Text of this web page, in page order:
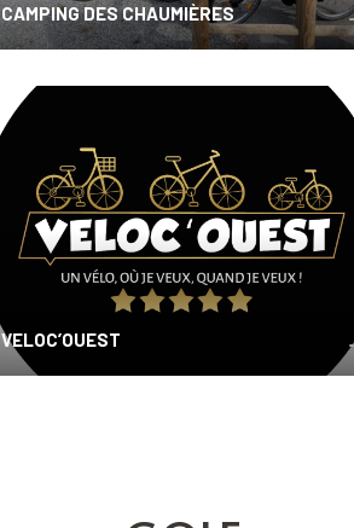
CAMPING DES CHAUMIÈRES
VELOC’OUEST